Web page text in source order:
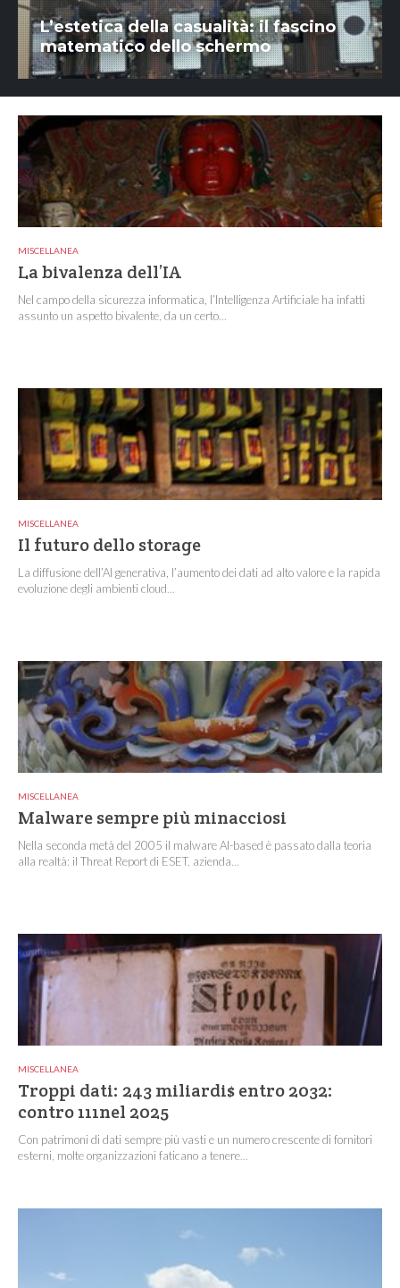
L’estetica della casualità: il fascino
matematico dello schermo
MISCELLANEA
La bivalenza dell’IA
Nel campo della sicurezza informatica, l’Intelligenza Artificiale ha infatti
assunto un aspetto bivalente, da un certo...
MISCELLANEA
Il futuro dello storage
La diffusione dell’AI generativa, l’aumento dei dati ad alto valore e la rapida
evoluzione degli ambienti cloud...
MISCELLANEA
Malware sempre più minacciosi
Nella seconda metà del 2005 il malware AI-based è passato dalla teoria
alla realtà: il Threat Report di ESET, azienda...
MISCELLANEA
Troppi dati: 243 miliardi$ entro 2032:
contro 111nel 2025
Con patrimoni di dati sempre più vasti e un numero crescente di fornitori
esterni, molte organizzazioni faticano a tenere...